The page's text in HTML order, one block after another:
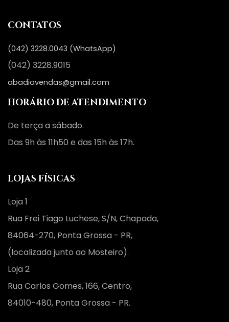
CONTATOS
(042) 3228.0043 (WhatsApp)
(042) 3228.9015
abadiavendas@gmail.com
HORÁRIO DE ATENDIMENTO
De terça a sábado.
Das 9h às 11h50 e das 15h às 17h.
LOJAS FÍSICAS
Loja 1
Rua Frei Tiago Luchese, S/N, Chapada,
84064-270, Ponta Grossa - PR,
(localizada junto ao Mosteiro).
Loja 2
Rua Carlos Gomes, 166, Centro,
84010-480, Ponta Grossa - PR.